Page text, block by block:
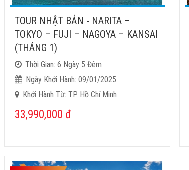
TOUR NHẬT BẢN - NARITA –
TOKYO – FUJI – NAGOYA – KANSAI
(THÁNG 1)
Thời Gian: 6 Ngày 5 Đêm
Ngày Khởi Hành: 09/01/2025
Khởi Hành Từ: TP. Hồ Chí Minh
33,990,000 đ